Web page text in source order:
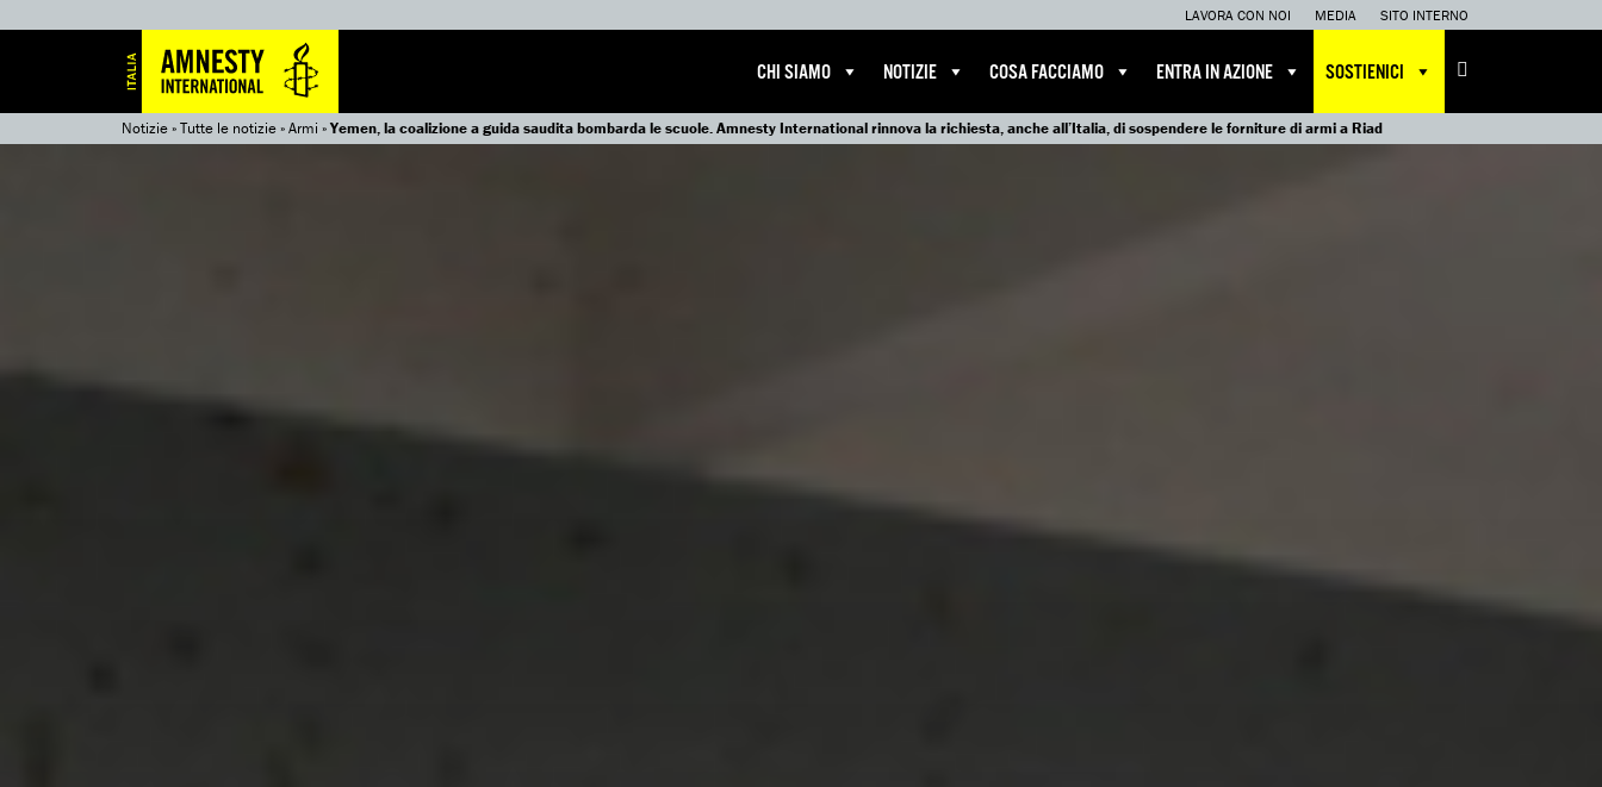
LAVORA CON NOI MEDIA SITO INTERNO
CHI SIAMO NOTIZIE COSA FACCIAMO ENTRA IN AZIONE SOSTIENICI
Notizie»Tutte le notizie»Armi »Yemen, la coalizione a guida saudita bombarda le scuole. Amnesty International rinnova la richiesta, anche all’Italia, di sospendere le forniture di armi a Riad